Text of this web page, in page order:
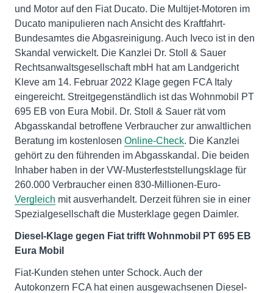
und Motor auf den Fiat Ducato. Die Multijet-Motoren im
Ducato manipulieren nach Ansicht des Kraftfahrt-
Bundesamtes die Abgasreinigung. Auch Iveco ist in den
Skandal verwickelt. Die Kanzlei Dr. Stoll & Sauer
Rechtsanwaltsgesellschaft mbH hat am Landgericht
Kleve am 14. Februar 2022 Klage gegen FCA Italy
eingereicht. Streitgegenständlich ist das Wohnmobil PT
695 EB von Eura Mobil. Dr. Stoll & Sauer rät vom
Abgasskandal betroffene Verbraucher zur anwaltlichen
Beratung im kostenlosen Online-Check. Die Kanzlei
gehört zu den führenden im Abgasskandal. Die beiden
Inhaber haben in der VW-Musterfeststellungsklage für
260.000 Verbraucher einen 830-Millionen-Euro-
Vergleich mit ausverhandelt. Derzeit führen sie in einer
Spezialgesellschaft die Musterklage gegen Daimler.
Diesel-Klage gegen Fiat trifft Wohnmobil PT 695 EB
Eura Mobil
Fiat-Kunden stehen unter Schock. Auch der
Autokonzern FCA hat einen ausgewachsenen Diesel-